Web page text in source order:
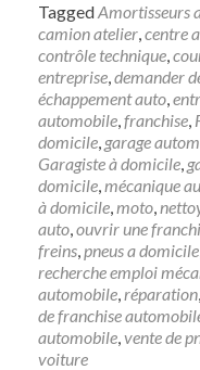
TaggedAmortisseurs
camion atelier,centre
contrôle technique,
entreprise,demander
échappement auto,
automobile,franchise,
domicile, garage
Garagiste à domicile,
domicile,mécanique
à domicile,moto,
auto,ouvrir une
freins,pneus a domicile
recherche emploi
automobile,réparation,
de franchise
automobile,vente de
voiture